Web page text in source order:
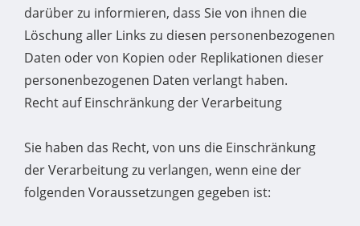
darüber zu informieren, dass Sie von ihnen die
Löschung aller Links zu diesen personenbezogenen
Daten oder von Kopien oder Replikationen dieser
personenbezogenen Daten verlangt haben.
Recht auf Einschränkung der Verarbeitung
Sie haben das Recht, von uns die Einschränkung
der Verarbeitung zu verlangen, wenn eine der
folgenden Voraussetzungen gegeben ist: